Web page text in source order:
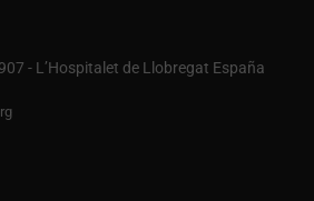
- L’Hospitalet de Llobregat España